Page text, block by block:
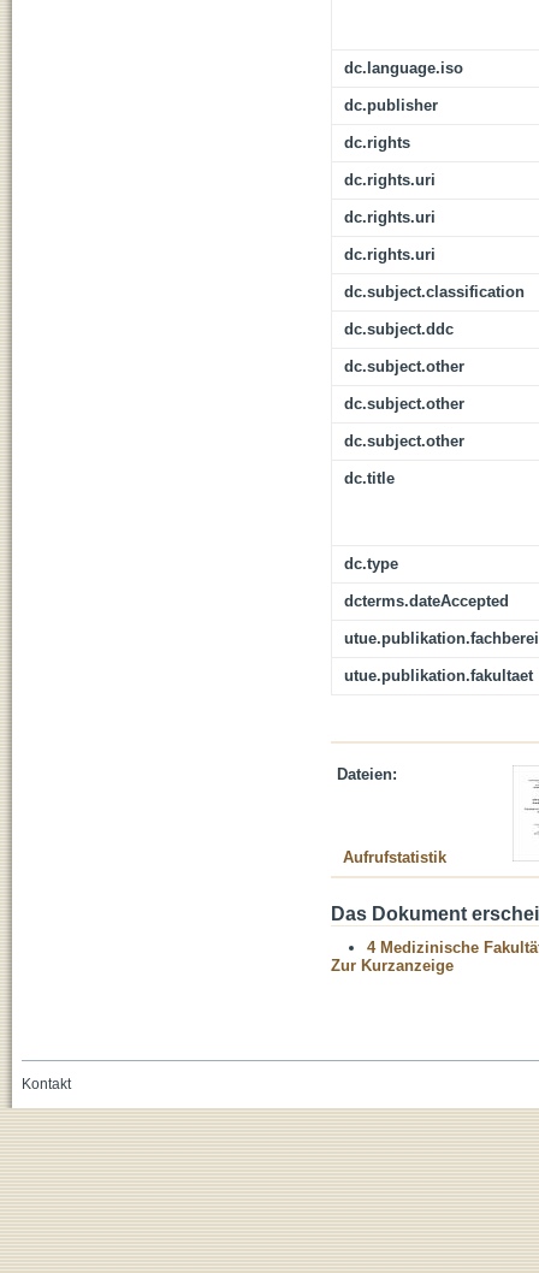
dc.language.iso
dc.publisher
dc.rights
dc.rights.uri
dc.rights.uri
dc.rights.uri
dc.subject.classification
dc.subject.ddc
dc.subject.other
dc.subject.other
dc.subject.other
dc.title
dc.type
dcterms.dateAccepted
utue.publikation.fakultaet
Dateien:
Aufrufstatistik
Das Dokument
4 Medizinische
Zur Kurzanzeige
Kontakt